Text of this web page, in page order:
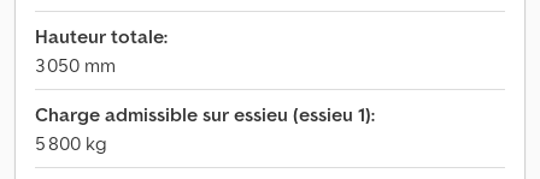
Hauteur totale:
3 050 mm
Charge admissible sur essieu (essieu 1):
5 800 kg